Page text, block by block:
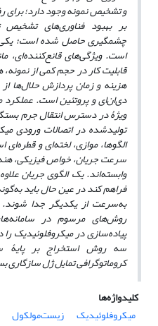
و تشخیص نمونه وجود دارد؛ برای
بر بهبود فناوری‌های
چشمگیری حاصل شده است؛ یکی
است. ویژگی‌های قانع‌کننده‌ای،
قابلیت کار در حجم کمی از
هزینه و زمان پردازش حلال‌ها
دی‌ان‌ای و پروتئین است.
ویژۀ در دسترس انتقال جرم
تولیدشده در اتصالات ورودی
الگوها، موازی، لخته‌ای و
سرعت جریان، خواص فیزیکی،
وابسته‌اند. یک الگوی جریان
فراهم کند در عین ‌حال باید
به‌سرعت از یکدیگر جدا
روش‌های مرسوم در
پیاده‌سازی در میکروفلوئیدیک
سه روش استخراج بر پایۀ
کروماتوگرافی تمایل ژل سازگاری
کلیدواژه‌ها
میکروفلوئیدیک
زیست‌مولکول